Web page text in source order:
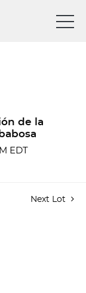
de la
EDT
Next Lot